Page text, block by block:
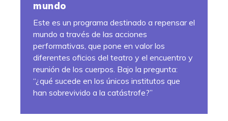
mundo
Este es un programa destinado a repensar el
mundo a través de las acciones
performativas, que pone en valor los
diferentes oficios del teatro y el encuentro y
reunión de los cuerpos. Bajo la pregunta:
“¿qué sucede en los únicos institutos que
han sobrevivido a la catástrofe?”